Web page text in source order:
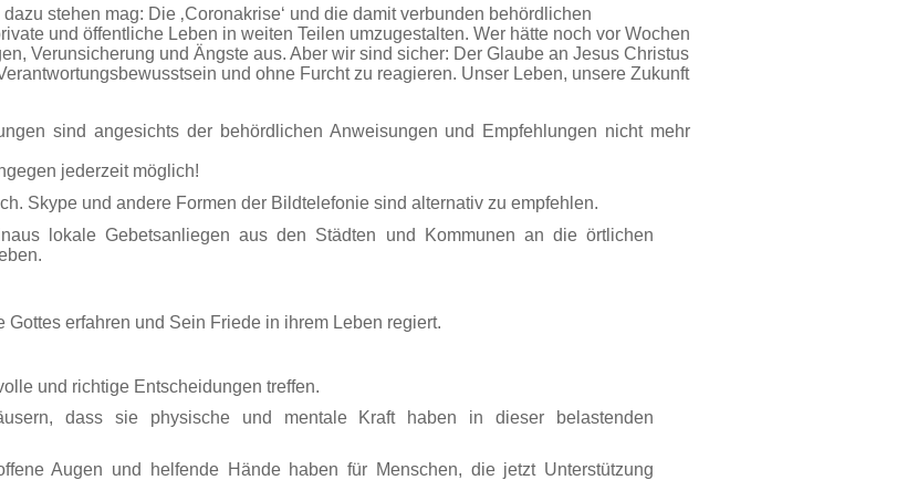
stehen mag: Die ‚Coronakrise‘ und die damit verbunden behördlichen
und öffentliche Leben in weiten Teilen umzugestalten. Wer hätte noch vor Wochen
Verunsicherung und Ängste aus. Aber wir sind sicher: Der Glaube an Jesus Christus
und ohne Furcht zu reagieren. Unser Leben, unsere Zukunft
sind angesichts der behördlichen Anweisungen und Empfehlungen nicht mehr
jederzeit möglich!
Skype und andere Formen der Bildtelefonie sind alternativ zu empfehlen.
lokale Gebetsanliegen aus den Städten und Kommunen an die örtlichen
erfahren und Sein Friede in ihrem Leben regiert.
und richtige Entscheidungen treffen.
dass sie physische und mentale Kraft haben in dieser belastenden
Augen und helfende Hände haben für Menschen, die jetzt Unterstützung